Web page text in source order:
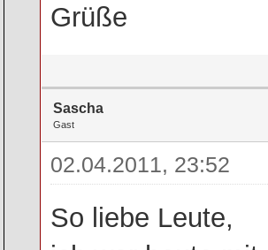
Grüße
Sascha
Gast
02.04.2011, 23:52
So liebe Leute,